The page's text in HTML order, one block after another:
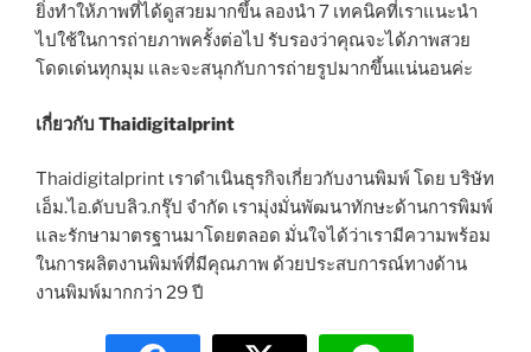
ยิ่งทำให้ภาพที่ได้ดูสวยมากขึ้น ลองนำ 7 เทคนิคที่เราแนะนำ
ไปใช้ในการถ่ายภาพครั้งต่อไป รับรองว่าคุณจะได้ภาพสวย
โดดเด่นทุกมุม และจะสนุกกับการถ่ายรูปมากขึ้นแน่นอนค่ะ
เกี่ยวกับ Thaidigitalprint
Thaidigitalprint เราดำเนินธุรกิจเกี่ยวกับงานพิมพ์ โดย บริษัท
เอ็ม.ไอ.ดับบลิว.กรุ๊ป จำกัด เรามุ่งมั่นพัฒนาทักษะด้านการพิมพ์
และรักษามาตรฐานมาโดยตลอด มั่นใจได้ว่าเรามีความพร้อม
ในการผลิตงานพิมพ์ที่มีคุณภาพ ด้วยประสบการณ์ทางด้าน
งานพิมพ์มากกว่า 29 ปี